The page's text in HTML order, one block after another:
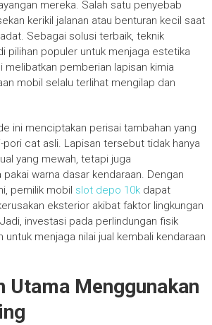
mereka. Salah satu penyebab
kerikil jalanan atau benturan kecil saat
Sebagai solusi terbaik, teknik
pilihan populer untuk menjaga estetika
melibatkan pemberian lapisan kimia
mobil selalu terlihat mengilap dan
ini menciptakan perisai tambahan yang
cat asli. Lapisan tersebut tidak hanya
yang mewah, tetapi juga
warna dasar kendaraan. Dengan
pemilik mobil slot depo 10kdapat
eksterior akibat faktor lingkungan
investasi pada perlindungan fisik
untuk menjaga nilai jual kembali kendaraan
Utama Menggunakan